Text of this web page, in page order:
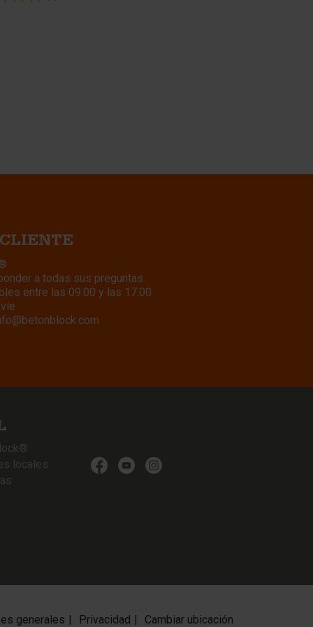
a todas sus preguntas.
entre las 09:00 y las 17:00
locales
generales Privacidad Cambiar ubicación